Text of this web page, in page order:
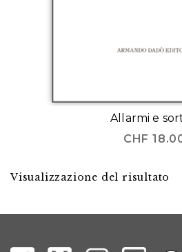
Allarmi e
CHF
Visualizzazione del risultato